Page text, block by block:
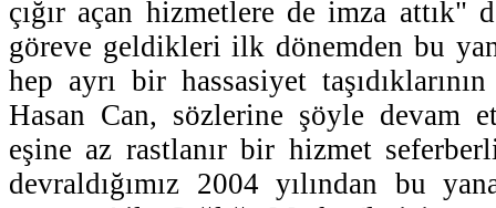
çığır açan hizmetlere de imza attık"
göreve geldikleri ilk dönemden bu
hep ayrı bir hassasiyet
Hasan Can, sözlerine şöyle devam
eşine az rastlanır bir hizmet
devraldığımız 2004 yılından bu